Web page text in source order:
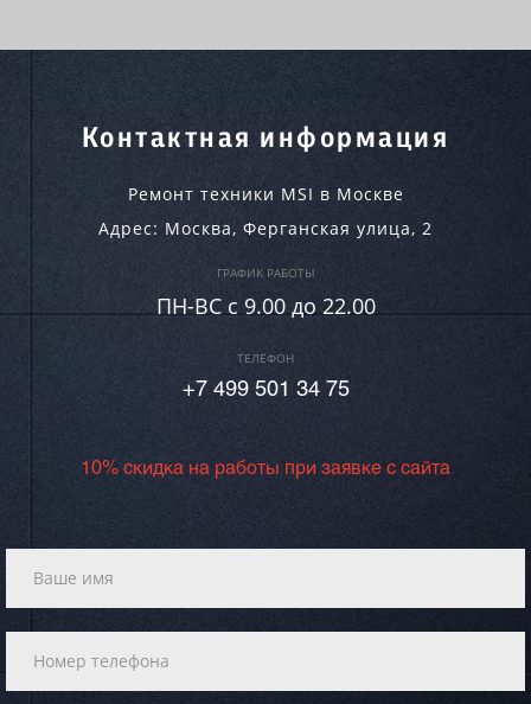
Контактная информация
Ремонт техники MSI в Москве
Адрес: Москва, Ферганская улица, 2
ГРАФИК РАБОТЫ
ПН-ВC c 9.00 до 22.00
ТЕЛЕФОН
+7 499 501 34 75
10% скидка на работы при заявке с сайта